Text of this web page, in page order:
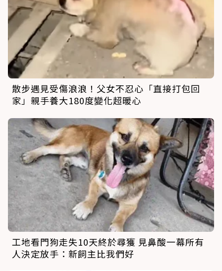
散步遇見受傷浪浪！父女不忍心「直接打包回
家」親手養大180度變化超暖心
工地看門狗走失10天終於尋獲 見鼻酸一幕所有
人決定放手：新飼主比我們好